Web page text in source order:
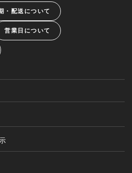
・配送について
営業日について